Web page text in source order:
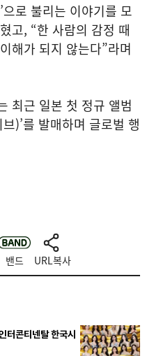
으로 불리는 이야기를 모
고, “한 사람의 감정 때
해가 되지 않는다”라며
최근 일본 첫 정규 앨범
)’를 발매하며 글로벌 행
밴드 URL복사